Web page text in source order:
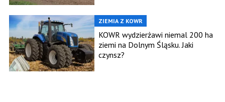
ZIEMIA Z KOWR
KOWR wydzierżawi niemal 200 ha
ziemi na Dolnym Śląsku. Jaki
czynsz?